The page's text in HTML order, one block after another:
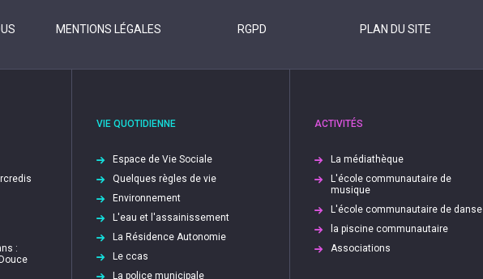
MENTIONS LÉGALES RGPD PLAN DU SITE
:
VIE QUOTIDIENNE
Espace de Vie Sociale
Quelques règles de vie
Environnement
L'eau et l'assainissement
La Résidence Autonomie
Le ccas
La police municipale
ACTIVITÉS
La médiathèque
L'école communautaire de
musique
L'école communautaire de danse
la piscine communautaire
Associations